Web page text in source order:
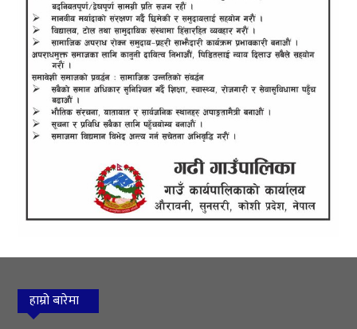
हाम्रो बारेमा